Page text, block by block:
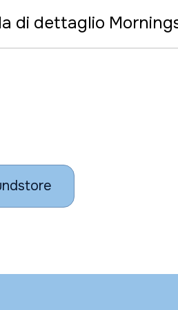
di dettaglio